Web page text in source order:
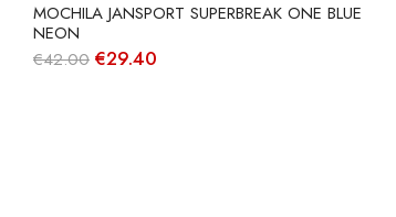
MOCHILA JANSPORT SUPERBREAK ONE BLUE
NEON
€42.00 O
€29.40